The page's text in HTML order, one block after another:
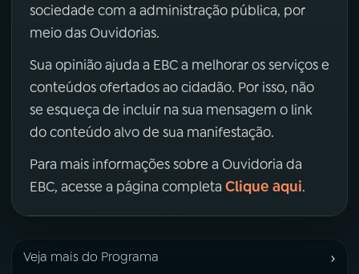
sociedade com a administração pública, por
meio das Ouvidorias.
Sua opinião ajuda a EBC a melhorar os serviços e
conteúdos ofertados ao cidadão. Por isso, não
se esqueça de incluir na sua mensagem o link
do conteúdo alvo de sua manifestação.
Para mais informações sobre a Ouvidoria da
EBC, acesse a página completa Clique aqui.
Veja mais do Programa ›